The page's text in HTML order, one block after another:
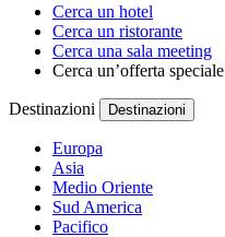
Cerca un hotel
Cerca un ristorante
Cerca una sala meeting
Cerca un’offerta speciale
Destinazioni Destinazioni
Europa
Asia
Medio Oriente
Sud America
Pacifico